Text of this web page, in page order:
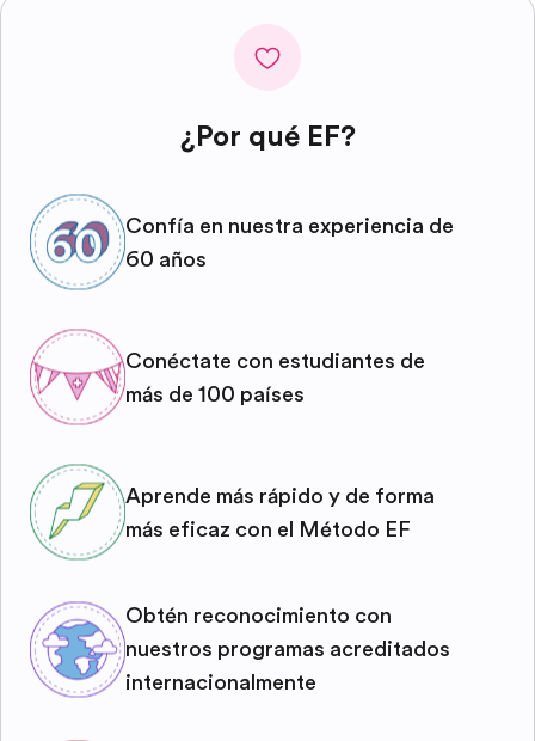
¿Por qué EF?
Confía en nuestra experiencia de
60 años
Conéctate con estudiantes de
más de 100 países
Aprende más rápido y de forma
más eficaz con el Método EF
Obtén reconocimiento con
nuestros programas acreditados
internacionalmente